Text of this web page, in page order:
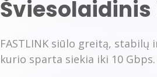
FASTLINK siūlo greitą,
kurio sparta siekia iki 10 Gbps.